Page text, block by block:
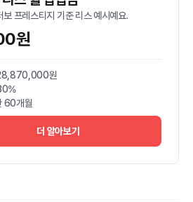
보 프레스티지 기준 리스 예시예요.
원
원
60개월
더 알아보기